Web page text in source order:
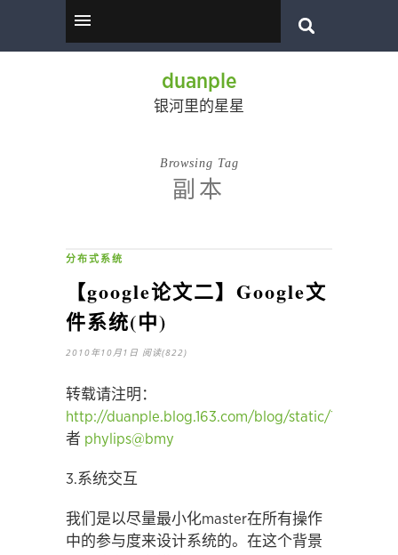
duanple
银河里的星星
Browsing Tag
副本
分布式系统
【google论文二】Google文
件系统(中)
2010年10月1日 阅读(822)
转载请注明：
http://duanple.blog.163.com/blog/static/
者 phylips@bmy
3.系统交互
我们是以尽量最小化master在所有操作
中的参与度来设计系统的。在这个背景